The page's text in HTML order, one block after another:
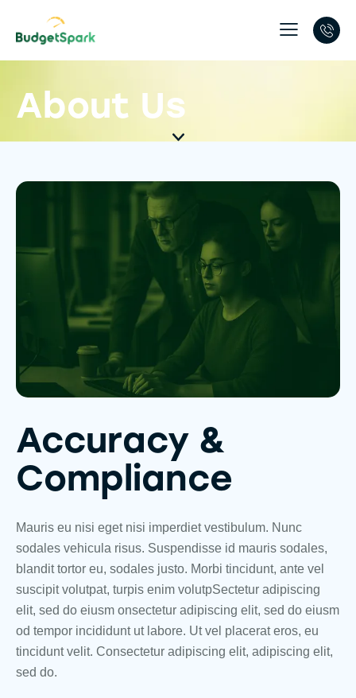
About Us
Accuracy &
Compliance
Mauris eu nisi eget nisi imperdiet vestibulum. Nunc
sodales vehicula risus. Suspendisse id mauris sodales,
blandit tortor eu, sodales justo. Morbi tincidunt, ante vel
suscipit volutpat, turpis enim volutpSectetur adipiscing
elit, sed do eiusm onsectetur adipiscing elit, sed do eiusm
od tempor incididunt ut labore. Ut vel placerat eros, eu
tincidunt velit. Consectetur adipiscing elit, adipiscing elit,
sed do.